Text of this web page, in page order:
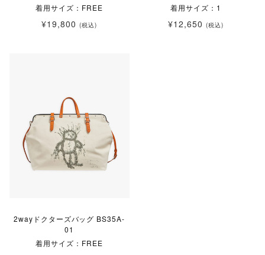
着用サイズ：FREE
¥19,800 (税込)
着用サイズ：1
¥12,650 (税込)
2wayドクターズバッグ BS35A-
01
着用サイズ：FREE